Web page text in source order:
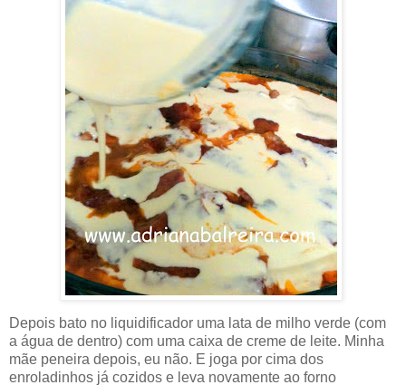
Depois bato no liquidificador uma lata de milho verde (com
a água de dentro) com uma caixa de creme de leite. Minha
mãe peneira depois, eu não. E joga por cima dos
enroladinhos já cozidos e leva novamente ao forno